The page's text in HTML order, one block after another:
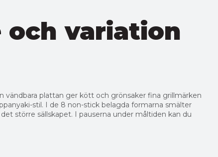
variation
vändbara plattan ger kött och grönsaker fina grillmärken
stil. I de 8 non-stick belagda formarna smälter
större sällskapet. I pauserna under måltiden kan du